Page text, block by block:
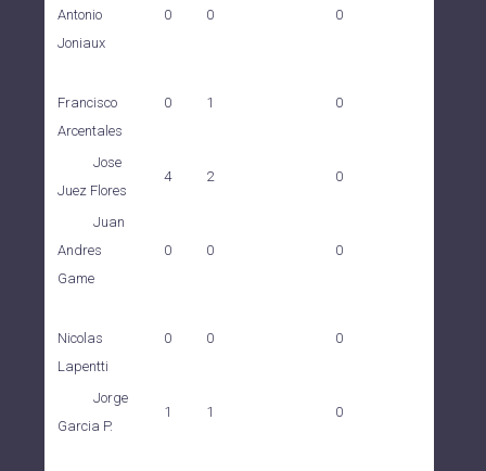
Antonio
Joniaux
0 0 0
Francisco
Arcentales
0 1 0
Jose
Juez Flores
4 2 0
Juan
Andres
Game
0 0 0
Nicolas
Lapentti
0 0 0
Jorge
Garcia P.
1 1 0